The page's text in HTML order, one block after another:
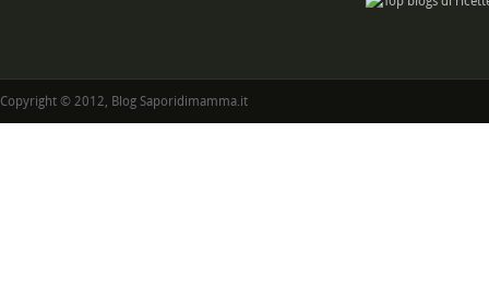
Copyright © 2012, Blog Saporidimamma.it